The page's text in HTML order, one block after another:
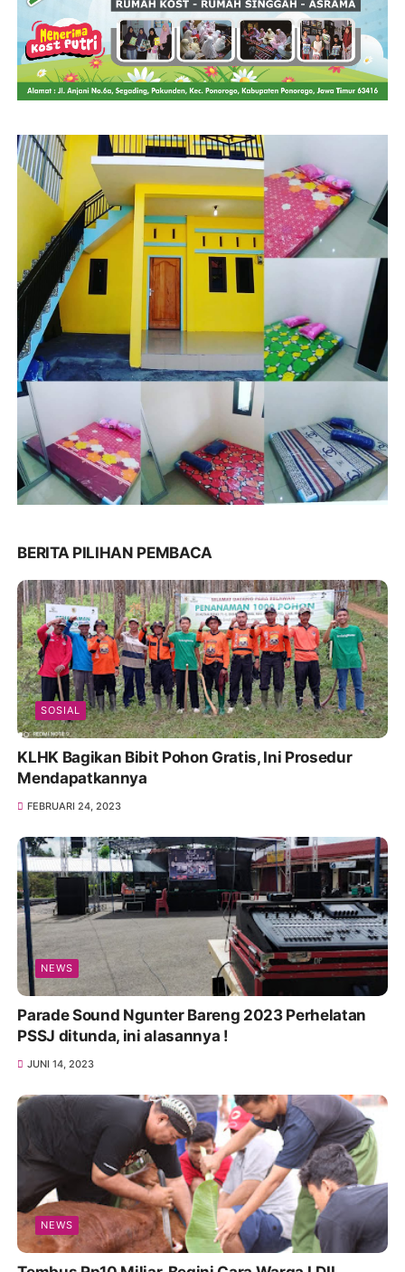
BERITA PILIHAN PEMBACA
SOSIAL
KLHK Bagikan Bibit Pohon Gratis, Ini Prosedur
Mendapatkannya
FEBRUARI 24, 2023
NEWS
Parade Sound Ngunter Bareng 2023 Perhelatan
PSSJ ditunda, ini alasannya !
JUNI 14, 2023
NEWS